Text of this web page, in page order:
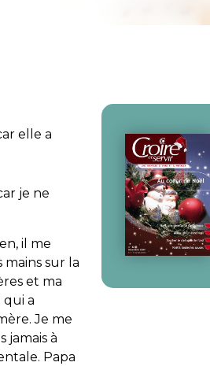
elle a
je ne
il me
sur la
et ma
qui a
Je me
jamais à
Papa